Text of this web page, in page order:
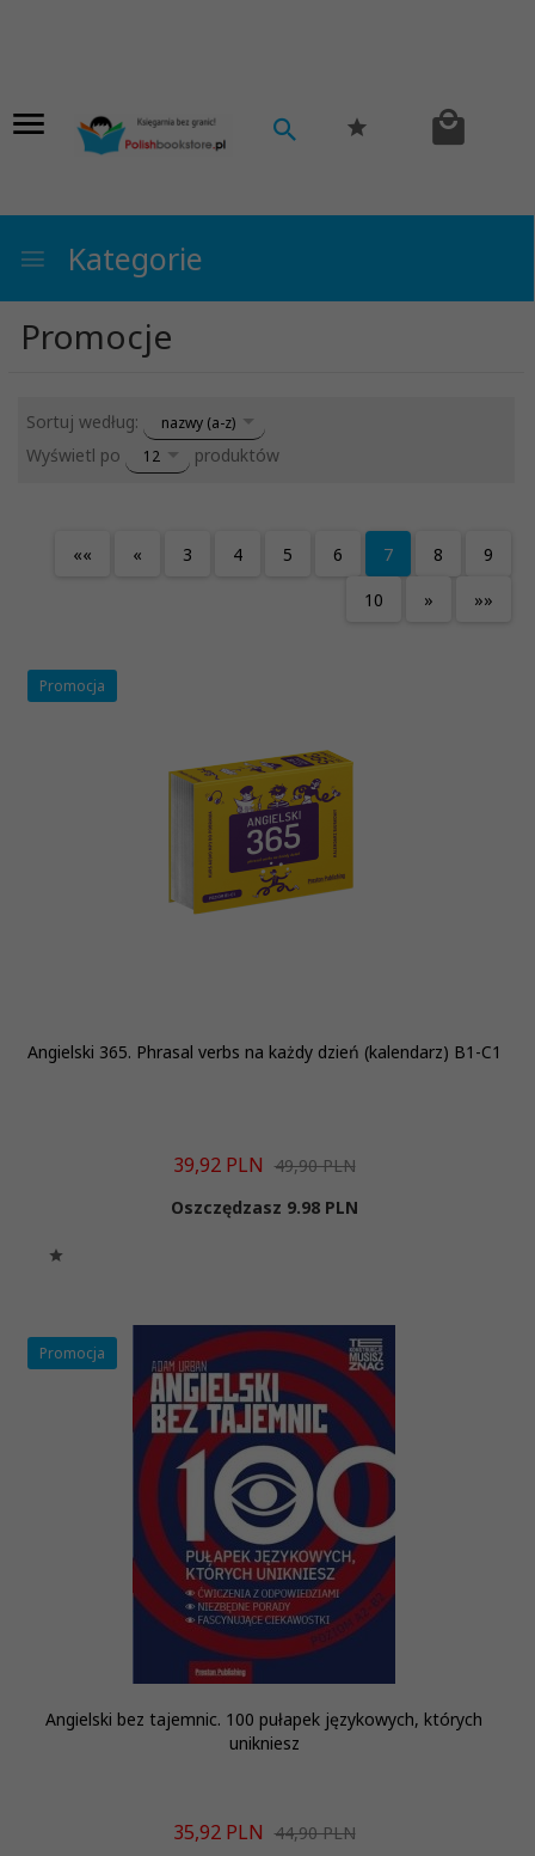
Kategorie
Promocje
Sortuj według: sortnazwy (a-z)
Wyświetl po pop12 produktów
«« « 3 4 5 6 7 8
9
10
» »»
Promocja
Angielski 365. Phrasal verbs na każdy dzień (kalendarz) B1-C1
39,92 PLN 49,90 PLN
Oszczędzasz 9.98 PLN
Promocja
Angielski bez tajemnic. 100 pułapek językowych, których
unikniesz
35,92 PLN 44,90 PLN